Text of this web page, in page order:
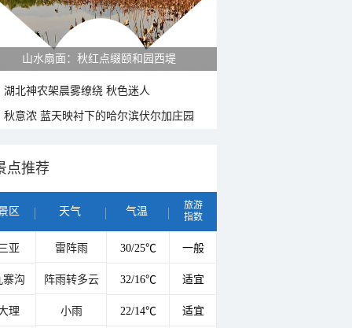
紫菊满山坡 黄山坡山村秋色正好
湖北神农架晨雾缭绕 秋色迷人
秋意浓 蓝天映衬下的哈尔滨伏尔加庄园
点推荐
区 天气 气温
旅游
指数
亚 雷阵雨 30/25℃ 一般
寨沟 阵雨转多云 32/16℃ 适宜
理 小雨 22/14℃ 适宜